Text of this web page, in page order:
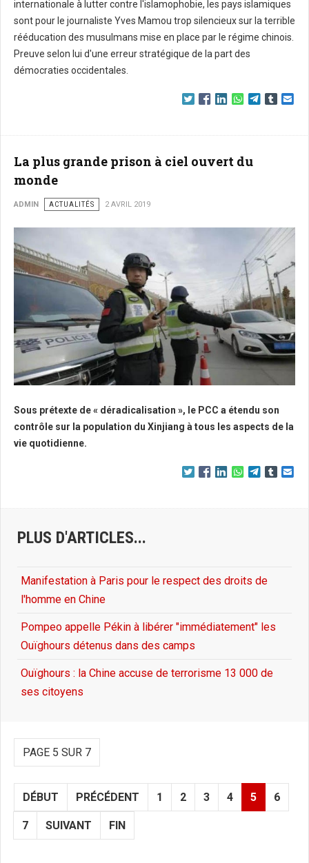
internationale à lutter contre l'islamophobie, les pays islamiques
sont pour le journaliste Yves Mamou trop silencieux sur la terrible
rééducation des musulmans mise en place par le régime chinois.
Preuve selon lui d'une erreur stratégique de la part des
démocraties occidentales.
La plus grande prison à ciel ouvert du
monde
ADMIN ACTUALITÉS 2 AVRIL 2019
Sous prétexte de « déradicalisation », le PCC a étendu son
contrôle sur la population du Xinjiang à tous les aspects de la
vie quotidienne.
PLUS D'ARTICLES...
Manifestation à Paris pour le respect des droits de
l'homme en Chine
Pompeo appelle Pékin à libérer "immédiatement" les
Ouïghours détenus dans des camps
Ouïghours : la Chine accuse de terrorisme 13 000 de
ses citoyens
PAGE 5 SUR 7
DÉBUT PRÉCÉDENT 1 2 3 4 5 6
7 SUIVANT FIN